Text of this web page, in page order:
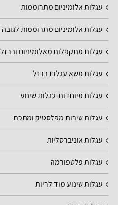
עגלות אלומיניום מתרוממות
עגלות אלומיניום מתרוממות לגובה
עגלות מתקפלות מאלומיניום וברזל
עגלות משא עגלות ברזל
עגלות מיוחדות-עגלות שינוע
עגלות שירות מפלסטיק ומתכת
עגלות אוניברסליות
עגלות פלטפורמה
עגלות שינוע מודולריות